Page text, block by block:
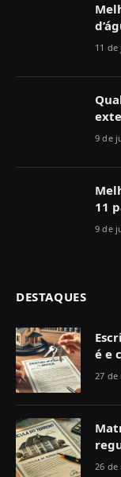
11
9 de
11
9 de
DESTAQUES
é e
27 de
26 de